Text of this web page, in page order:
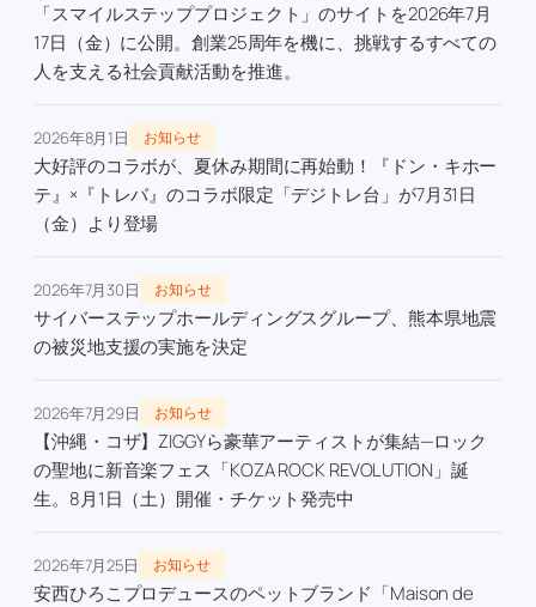
「スマイルステッププロジェクト」のサイトを2026年7月
17日（金）に公開。創業25周年を機に、挑戦するすべての
人を支える社会貢献活動を推進。
2026年8月1日 お知らせ
大好評のコラボが、夏休み期間に再始動！『ドン・キホー
テ』×『トレバ』のコラボ限定「デジトレ台」が7月31日
（金）より登場
2026年7月30日 お知らせ
サイバーステップホールディングスグループ、熊本県地震
の被災地支援の実施を決定
2026年7月29日 お知らせ
【沖縄・コザ】ZIGGYら豪華アーティストが集結—ロック
の聖地に新音楽フェス「KOZA ROCK REVOLUTION」誕
生。8月1日（土）開催・チケット発売中
2026年7月25日 お知らせ
安西ひろこプロデュースのペットブランド「Maison de